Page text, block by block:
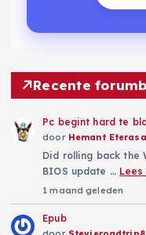
Recente
Pc begint hard te
door Hemant
Did rolling back the
BIOS update …
1 maand geleden
Epub